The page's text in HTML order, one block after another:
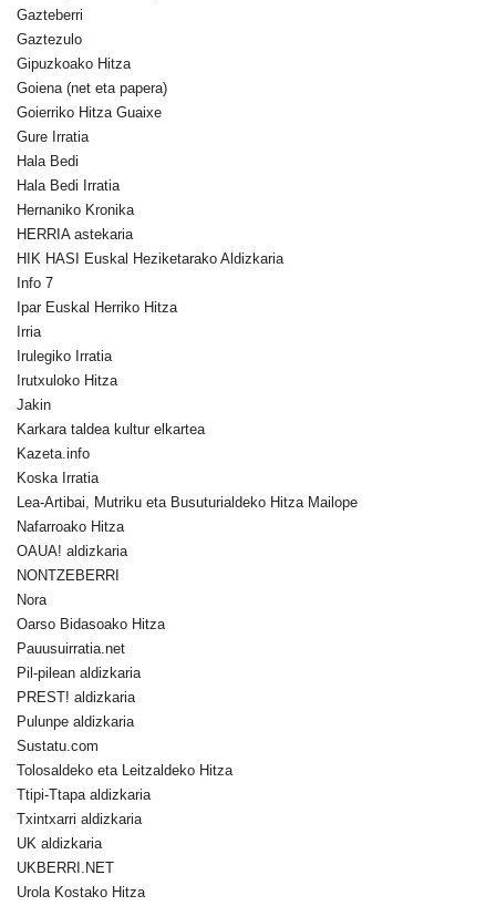
Gazteberri
Gaztezulo
Gipuzkoako Hitza
Goiena (net eta papera)
Goierriko Hitza Guaixe
Gure Irratia
Hala Bedi
Hala Bedi Irratia
Hernaniko Kronika
HERRIA astekaria
HIK HASI Euskal Heziketarako Aldizkaria
Info 7
Ipar Euskal Herriko Hitza
Irria
Irulegiko Irratia
Irutxuloko Hitza
Jakin
Karkara taldea kultur elkartea
Kazeta.info
Koska Irratia
Lea-Artibai, Mutriku eta Busuturialdeko Hitza Mailope
Nafarroako Hitza
OAUA! aldizkaria
NONTZEBERRI
Nora
Oarso Bidasoako Hitza
Pauusuirratia.net
Pil-pilean aldizkaria
PREST! aldizkaria
Pulunpe aldizkaria
Sustatu.com
Tolosaldeko eta Leitzaldeko Hitza
Ttipi-Ttapa aldizkaria
Txintxarri aldizkaria
UK aldizkaria
UKBERRI.NET
Urola Kostako Hitza